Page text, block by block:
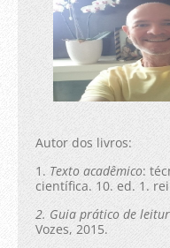
Autor dos livros:
1. Texto acadêmico:
científica. 10. ed. 1.
2. Guia prático de
Vozes, 2015.